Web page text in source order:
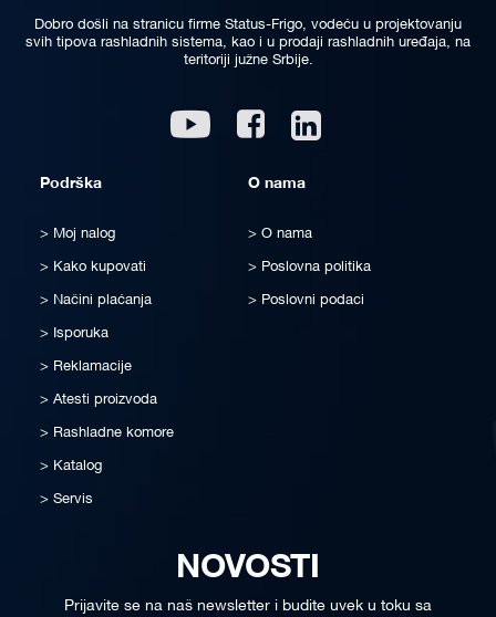
Dobro došli na stranicu firme Status-Frigo, vodeću u projektovanju
svih tipova rashladnih sistema, kao i u prodaji rashladnih uređaja, na
teritoriji južne Srbije.
Youtube Facebook
Podrška
Moj nalog
Kako kupovati
Načini plaćanja
Isporuka
Reklamacije
Atesti proizvoda
Rashladne komore
Katalog
Servis
O nama
O nama
Poslovna politika
Poslovni podaci
NOVOSTI
Prijavite se na naš newsletter i budite uvek u toku sa